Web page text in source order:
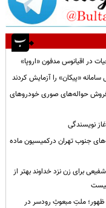
در اقیانوس مدفون «اروپا»
سامانه «پیکان» را آزمایش کردند
فروش حواله‌های صوری خودروهای
جنوب تهران درکمیسیون ماده
برای زن نزد خداوند بهتر از
ظهور؛ ملتِ مبعوثِ رودسر در